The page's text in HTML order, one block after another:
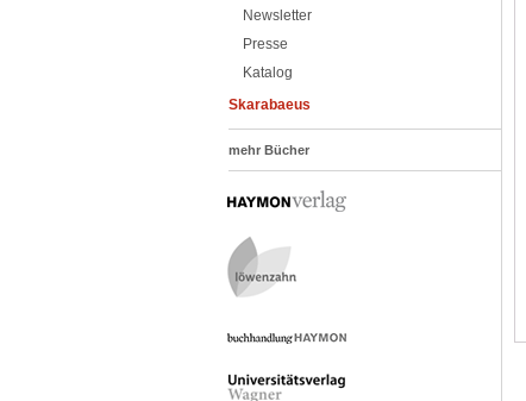
Newsletter
Presse
Katalog
Skarabaeus
mehr Bücher